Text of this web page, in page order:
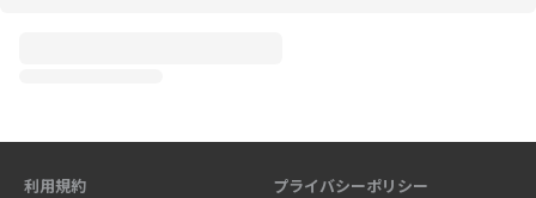
利用規約 プライバシーポリシー